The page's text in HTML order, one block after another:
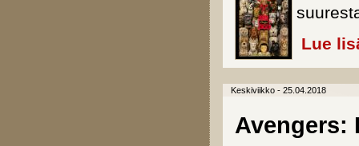
Lue
Keskiviikko - 25.04.2018
Avengers: